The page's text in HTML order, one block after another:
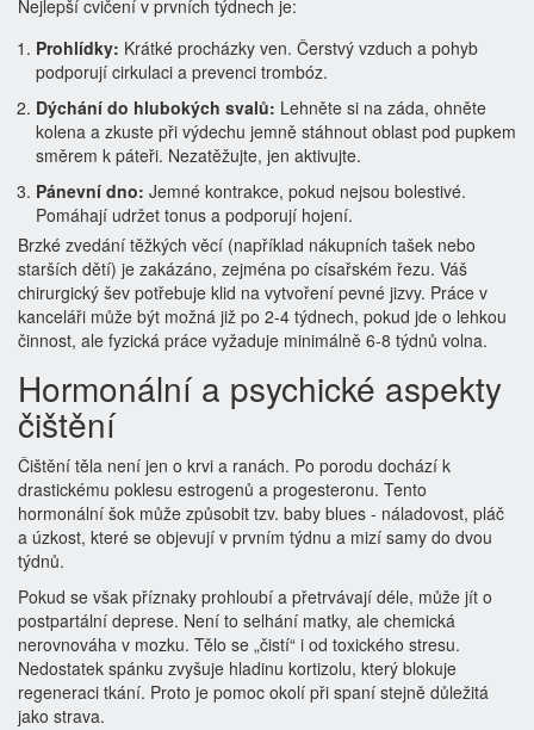
Nejlepší cvičení v prvních týdnech je:
Prohlídky: Krátké procházky ven. Čerstvý vzduch a pohyb
podporují cirkulaci a prevenci trombóz.
Dýchání do hlubokých svalů: Lehněte si na záda, ohněte
kolena a zkuste při výdechu jemně stáhnout oblast pod pupkem
směrem k páteři. Nezatěžujte, jen aktivujte.
Pánevní dno: Jemné kontrakce, pokud nejsou bolestivé.
Pomáhají udržet tonus a podporují hojení.
Brzké zvedání těžkých věcí (například nákupních tašek nebo
starších dětí) je zakázáno, zejména po císařském řezu. Váš
chirurgický šev potřebuje klid na vytvoření pevné jizvy. Práce v
kanceláři může být možná již po 2-4 týdnech, pokud jde o lehkou
činnost, ale fyzická práce vyžaduje minimálně 6-8 týdnů volna.
Hormonální a psychické aspekty
čištění
Čištění těla není jen o krvi a ranách. Po porodu dochází k
drastickému poklesu estrogenů a progesteronu. Tento
hormonální šok může způsobit tzv. baby blues - náladovost, pláč
a úzkost, které se objevují v prvním týdnu a mizí samy do dvou
týdnů.
Pokud se však příznaky prohloubí a přetrvávají déle, může jít o
postpartální deprese. Není to selhání matky, ale chemická
nerovnováha v mozku. Tělo se „čistí“ i od toxického stresu.
Nedostatek spánku zvyšuje hladinu kortizolu, který blokuje
regeneraci tkání. Proto je pomoc okolí při spaní stejně důležitá
jako strava.